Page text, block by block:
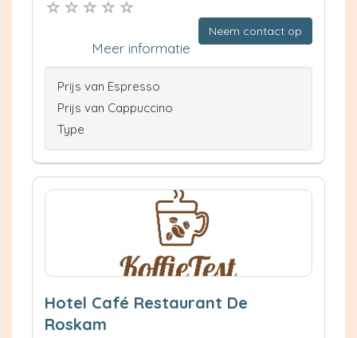
Neem contact op
Meer informatie
Prijs van Espresso
Prijs van Cappuccino
Type
Hotel Café Restaurant De
Roskam